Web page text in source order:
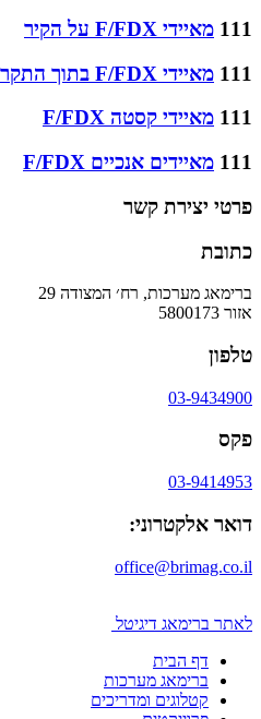
111 מאיידי F/FDX על הקיר
111 מאיידי F/FDX בתוך התקרה
111 מאיידי קסטה F/FDX
111 מאיידים אנכיים F/FDX
פרטי יצירת קשר
כתובת
ברימאג מערכות, רח׳ המצודה 29
אזור 5800173
טלפון
03-9434900
פקס
03-9414953
דואר אלקטרוני:
office@brimag.co.il
לאתר ברימאג דיגיטל
דף הבית
ברימאג מערכות
קטלוגים ומדריכים